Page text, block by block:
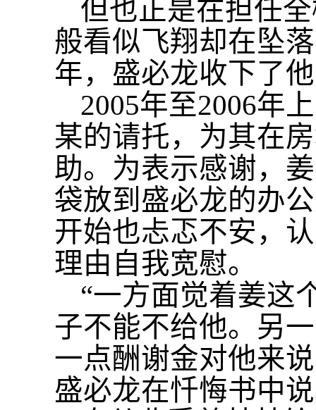
但也正是在担任
般看似飞翔却在坠
年，盛必龙收下了
2005年至2006年
某的请托，为其在
助。为表示感谢，
袋放到盛必龙的办
开始也忐忑不安，
理由自我宽慰。
“一方面觉着姜这
子不能不给他。另
一点酬谢金对他来
盛必龙在忏悔书中